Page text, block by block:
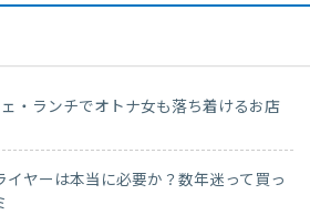
・ランチでオトナ女も落ち着けるお店
イヤーは本当に必要か？数年迷って買っ